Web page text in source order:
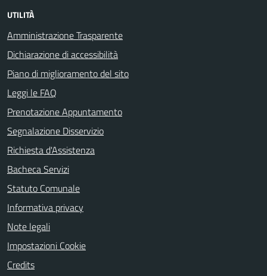
UTILITÀ
Amministrazione Trasparente
Dichiarazione di accessibilità
Piano di miglioramento del sito
Leggi le FAQ
Prenotazione Appuntamento
Segnalazione Disservizio
Richiesta d'Assistenza
Bacheca Servizi
Statuto Comunale
Informativa privacy
Note legali
Impostazioni Cookie
Credits